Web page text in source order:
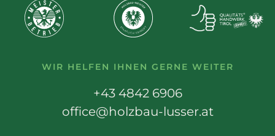
WIR HELFEN IHNEN GERNE WEITER
+43 4842 6906
office@holzbau-lusser.at